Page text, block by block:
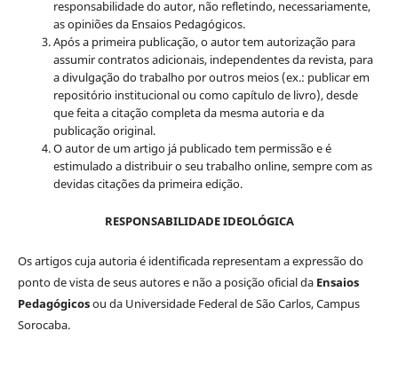
responsabilidade do autor, não refletindo, necessariamente,
as opiniões da Ensaios Pedagógicos.
Após a primeira publicação, o autor tem autorização para
assumir contratos adicionais, independentes da revista, para
a divulgação do trabalho por outros meios (ex.: publicar em
repositório institucional ou como capítulo de livro), desde
que feita a citação completa da mesma autoria e da
publicação original.
O autor de um artigo já publicado tem permissão e é
estimulado a distribuir o seu trabalho online, sempre com as
devidas citações da primeira edição.
RESPONSABILIDADE IDEOLÓGICA
Os artigos cuja autoria é identificada representam a expressão do
ponto de vista de seus autores e não a posição oficial da Ensaios
Pedagógicosou da Universidade Federal de São Carlos, Campus
Sorocaba.